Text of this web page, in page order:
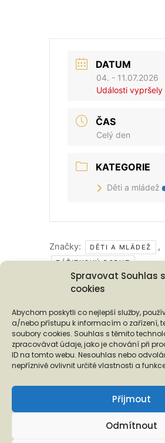
Spravovat Souhlas s
cookies
Abychom poskytli co nejlepší služby,
a/nebo přístupu k informacím o zařízení,
soubory cookies. Souhlas s těmito
zpracovávat údaje, jako je chování při
ID na tomto webu. Nesouhlas nebo
nepříznivě ovlivnit určité vlastnosti a
Přijmout
Odmítnout
DATUM
04. - 11.07.2026
Události vypršely
ČAS
Celý den
KATEGORIE
Děti a mládež
Značky: DĚTI A MLÁDEŽ ,
ZÁŽITKOVÝ POBYT
Podporují nás...
❬